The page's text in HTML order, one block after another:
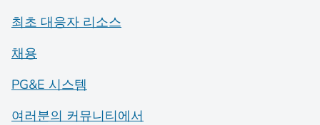
최초 대응자 리소스
채용
PG&E 시스템
여러분의 커뮤니티에서